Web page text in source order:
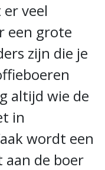
veel
een grote
zijn die je
altijd wie de
in
wordt een
de boer